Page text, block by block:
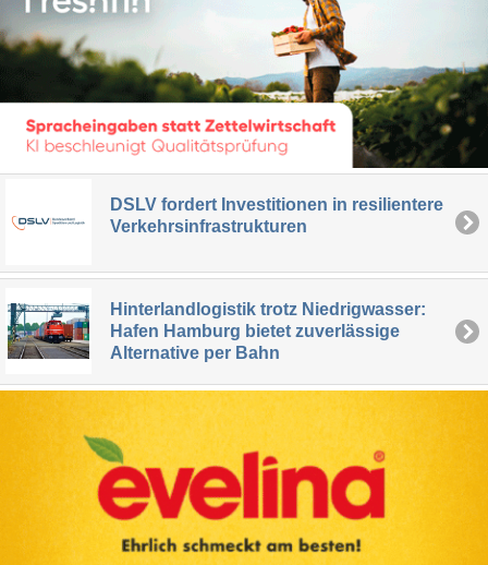
DSLV fordert Investitionen in resilientere
Verkehrsinfrastrukturen
Hinterlandlogistik trotz Niedrigwasser:
Hafen Hamburg bietet zuverlässige
Alternative per Bahn